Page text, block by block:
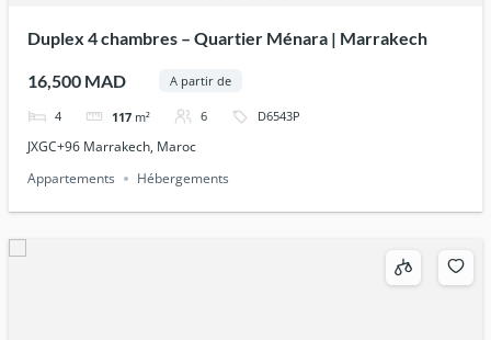
Duplex 4 chambres – Quartier Ménara | Marrakech
16,500 MAD A partir de
4 117 m² 6 D6543P
JXGC+96 Marrakech, Maroc
Appartements
Hébergements